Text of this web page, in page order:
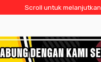
Scroll untuk melanjutkan